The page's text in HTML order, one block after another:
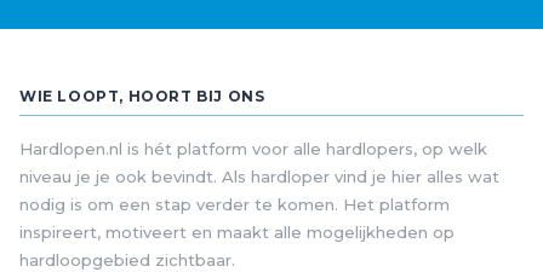
WIE LOOPT, HOORT BIJ ONS
Hardlopen.nl is hét platform voor alle hardlopers, op welk
niveau je je ook bevindt. Als hardloper vind je hier alles wat
nodig is om een stap verder te komen. Het platform
inspireert, motiveert en maakt alle mogelijkheden op
hardloopgebied zichtbaar.